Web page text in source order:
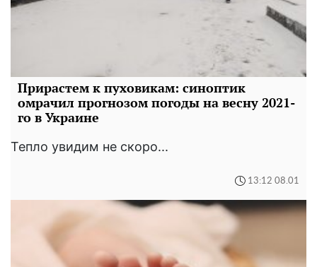
Прирастем к пуховикам: синоптик
омрачил прогнозом погоды на весну 2021-
го в Украине
Тепло увидим не скоро...
13:12 08.01